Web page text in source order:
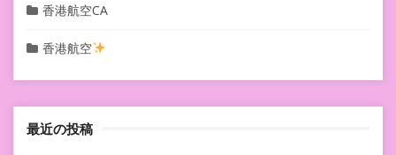
香港航空CA
香港航空
最近の投稿